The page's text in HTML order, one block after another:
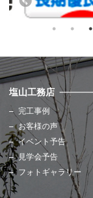
塩山工務店
完工事例
お客様の声
イベント予告
見学会予告
フォトギャラリー